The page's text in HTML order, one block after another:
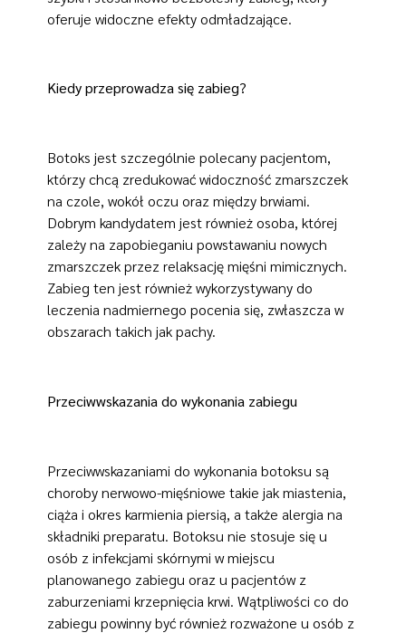
oferuje widoczne efekty odmładzające.
Kiedy przeprowadza się zabieg?
Botoks jest szczególnie polecany pacjentom,
którzy chcą zredukować widoczność zmarszczek
na czole, wokół oczu oraz między brwiami.
Dobrym kandydatem jest również osoba, której
zależy na zapobieganiu powstawaniu nowych
zmarszczek przez relaksację mięśni mimicznych.
Zabieg ten jest również wykorzystywany do
leczenia nadmiernego pocenia się, zwłaszcza w
obszarach takich jak pachy.
Przeciwwskazania do wykonania zabiegu
Przeciwwskazaniami do wykonania botoksu są
choroby nerwowo-mięśniowe takie jak miastenia,
ciąża i okres karmienia piersią, a także alergia na
składniki preparatu. Botoksu nie stosuje się u
osób z infekcjami skórnymi w miejscu
planowanego zabiegu oraz u pacjentów z
zaburzeniami krzepnięcia krwi. Wątpliwości co do
zabiegu powinny być również rozważone u osób z